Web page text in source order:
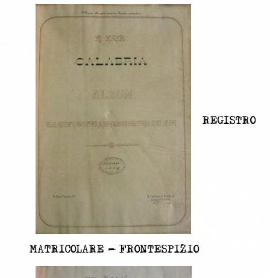
REGISTRO
MATRICOLARE - FRONTESPIZIO